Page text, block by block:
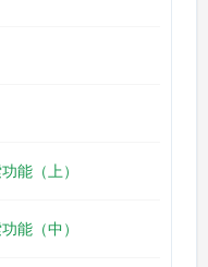
能（上）
能（中）